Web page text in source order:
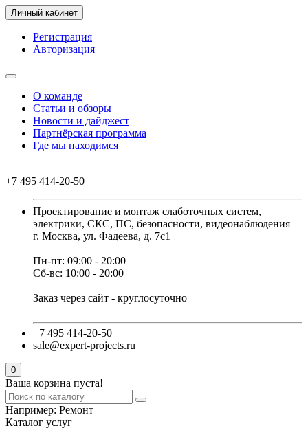
Личный кабинет
Регистрация
Авторизация
О команде
Статьи и обзоры
Новости и дайджест
Партнёрская программа
Где мы находимся
+7 495 414-20-50
Проектирование и монтаж слаботочных систем,
электрики, СКС, ПС, безопасности, видеонаблюдения
г. Москва, ул. Фадеева, д. 7с1
Пн-пт: 09:00 - 20:00
Сб-вс: 10:00 - 20:00
Заказ через сайт - круглосуточно
+7 495 414-20-50
sale@expert-projects.ru
0
Ваша корзина пуста!
Например: Ремонт
Каталог услуг